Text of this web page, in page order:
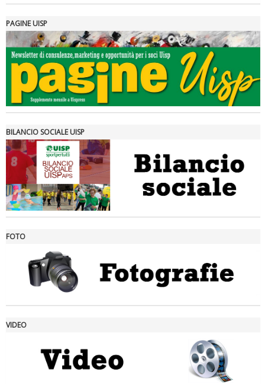
Tiziano Pesce a Radio InBlu2000 traccia il bilancio della stagione
Ddl Lobby, Uisp: “Il Parlamento valorizzi le nostre specificità"
PAGINE UISP
BILANCIO SOCIALE UISP
FOTO
VIDEO